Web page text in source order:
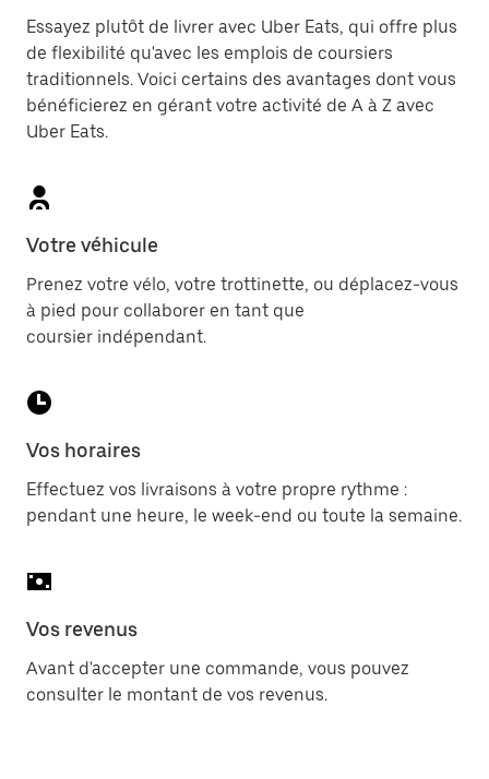
Essayez plutôt de livrer avec Uber Eats, qui offre plus
de flexibilité qu'avec les emplois de coursiers
traditionnels. Voici certains des avantages dont vous
bénéficierez en gérant votre activité de A à Z avec
Uber Eats.
Votre véhicule
Prenez votre vélo, votre trottinette, ou déplacez-vous
à pied pour collaborer en tant que
coursier indépendant.
Vos horaires
Effectuez vos livraisons à votre propre rythme :
pendant une heure, le week-end ou toute la semaine.
Vos revenus
Avant d'accepter une commande, vous pouvez
consulter le montant de vos revenus.